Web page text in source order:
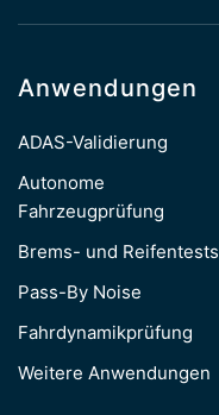
Anwendungen
ADAS-Validierung
Autonome
Fahrzeugprüfung
Brems- und Reifentests
Pass-By Noise
Fahrdynamikprüfung
Weitere Anwendungen